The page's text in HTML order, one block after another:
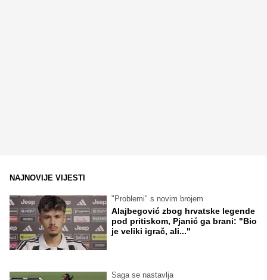
NAJNOVIJE VIJESTI
"Problemi" s novim brojem
Alajbegović zbog hrvatske legende
pod pritiskom, Pjanić ga brani: "Bio
je veliki igrač, ali..."
Saga se nastavlja